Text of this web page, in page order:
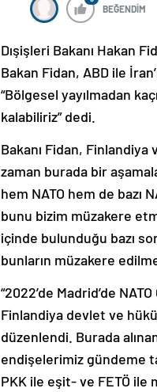
BEĞENDİM
Dışişleri Bakanı Hakan
Bakan Fidan, ABD ile
“Bölgesel yayılmadan
kalabiliriz” dedi.
Bakanı Fidan,
zaman burada bir
hem NATO hem de bazı
bunu bizim müzakere
içinde bulunduğu bazı
bunların müzakere
“2022’de Madrid’de
Finlandiya devlet ve
düzenlendi. Burada
endişelerimiz gündeme
PKK ile eşit- ve FETÖ